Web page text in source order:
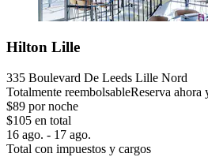
Hilton Lille
335 Boulevard De Leeds Lille Nord
Totalmente reembolsableReserva ahora
$89 por noche
$105 en total
16 ago. - 17 ago.
Total con impuestos y cargos